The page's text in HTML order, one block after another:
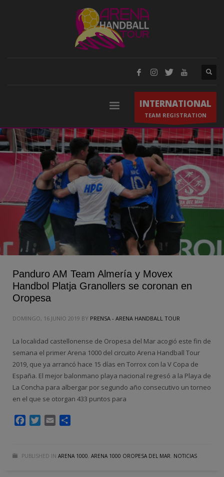
INTERNATIONAL
TEAM REGISTRATION
Panduro AM Team Almería y Movex
Handbol Platja Granollers se coronan en
Oropesa
DOMINGO, 16 JUNIO 2019 BY PRENSA - ARENA HANDBALL TOUR
La localidad castellonense de Oropesa del Mar acogió este fin de
semana el primer Arena 1000 del circuito Arena Handball Tour
2019, que ya arrancó hace 15 días en Torrox con la V Copa de
España. El mejor balonmano playa nacional regresó a la Playa de
La Concha para albergar por segundo año consecutivo un torneo
en el que se otorgan 433 puntos para
FacebookTwitter
Email
PUBLISHED IN ARENA 1000, ARENA 1000 OROPESA DEL MAR, NOTICIAS